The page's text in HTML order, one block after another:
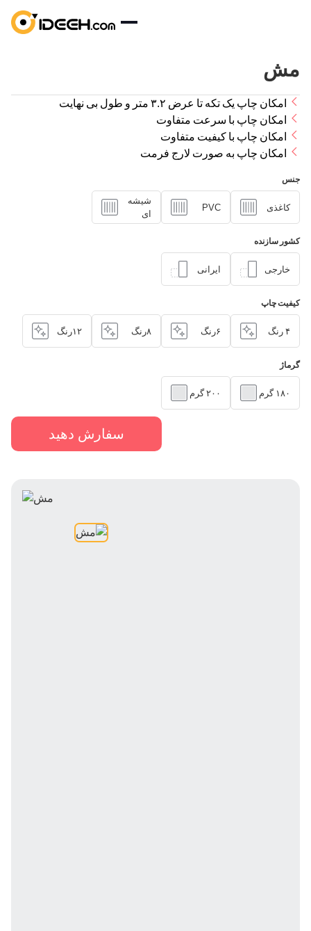
صفحه اصلی
نمونه کارها
بلاگ
درباره ما
تماس با ما
مش
امکان چاپ یک تکه تا عرض ۳.۲ متر و طول بی نهایت
امکان چاپ با سرعت متفاوت
امکان چاپ با کیفیت متفاوت
امکان چاپ به صورت لارج فرمت
جنس
کاغذی PVC
شیشه
ای
کشور سازنده
خارجی ایرانی
کیفیت چاپ
۴ رنگ ۶رنگ ۸رنگ ۱۲رنگ
گرماژ
۱۸۰ گرم ۲۰۰ گرم
سفارش دهید